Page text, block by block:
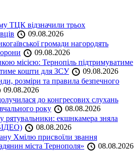
ТЦК відзначили трьох
09.08.2026
громади нагородять
09.08.2026
місією: Тернопіль підтримуватиме
кошти для ЗСУ
09.08.2026
розміри та правила безпечного
09.08.2026
до конгресових слухань
року
08.08.2026
рятувальники: екшнкамера зняла
08.08.2026
Хмілю присвоїли звання
міста Тернополя»
08.08.2026